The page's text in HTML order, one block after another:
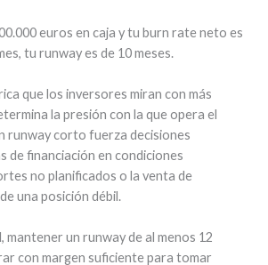
euros en caja y tu burn rate neto es
tu runway es de 10 meses.
que los inversores miran con más
la presión con la que opera el
runway corto fuerza decisiones
de financiación en condiciones
no planificados o la venta de
una posición débil.
mantener un runway de al menos 12
con margen suficiente para tomar